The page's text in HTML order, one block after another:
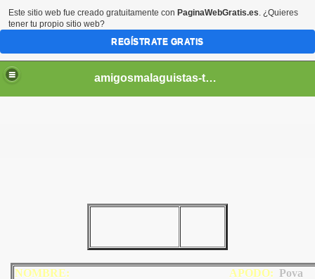
amigosmalaguistas-temporadas
NOMBRE: APODO: Pova
Este sitio web fue creado gratuitamente con PaginaWebGratis.es. ¿Quieres
tener tu propio sitio web?
REGÍSTRATE GRATIS